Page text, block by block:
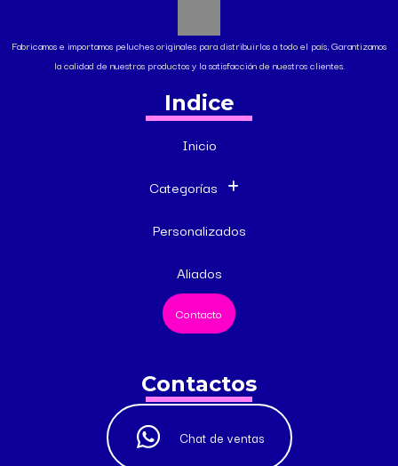
Fabricamos e importamos peluches originales para distribuirlos a todo el país, Garantizamos
la calidad de nuestros productos y la satisfacción de nuestros clientes.
Indice
Inicio
Categorías
Personalizados
Aliados
Contacto
Contactos
Chat de ventas